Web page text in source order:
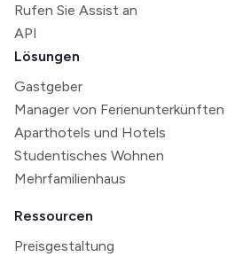
Rufen Sie Assist an
API
Lösungen
Gastgeber
Manager von Ferienunterkünften
Aparthotels und Hotels
Studentisches Wohnen
Mehrfamilienhaus
Ressourcen
Preisgestaltung